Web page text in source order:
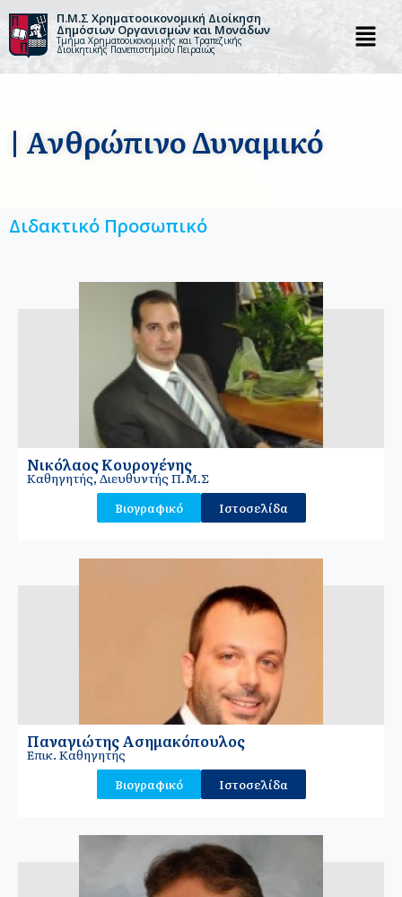
Μεταπηδήστε
στο
Π.Μ.Σ Χρηματοοικονομική Διοίκηση
Δημόσιων Οργανισμών και Μονάδων
Τμήμα Χρηματοοικονομικής και Τραπεζικής
Διοικητικής Πανεπιστημίου Πειραιώς
| Ανθρώπινο Δυναμικό
Διδακτικό Προσωπικό
Νικόλαος Κουρογένης
Καθηγητής, Διευθυντής Π.Μ.Σ
Βιογραφικό Ιστοσελίδα
Παναγιώτης Ασημακόπουλος
Επικ. Καθηγητής
Βιογραφικό Ιστοσελίδα